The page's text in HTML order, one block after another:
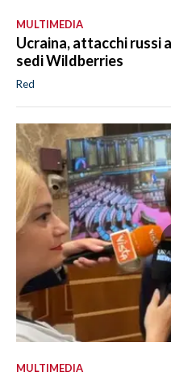
MULTIMEDIA
Ucraina, attacchi russi
sedi Wildberries
Red
MULTIMEDIA